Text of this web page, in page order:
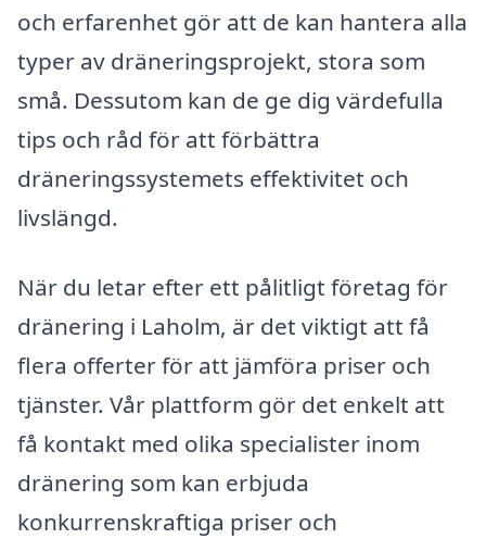
och erfarenhet gör att de kan hantera alla
typer av dräneringsprojekt, stora som
små. Dessutom kan de ge dig värdefulla
tips och råd för att förbättra
dräneringssystemets effektivitet och
livslängd.
När du letar efter ett pålitligt företag för
dränering i Laholm, är det viktigt att få
flera offerter för att jämföra priser och
tjänster. Vår plattform gör det enkelt att
få kontakt med olika specialister inom
dränering som kan erbjuda
konkurrenskraftiga priser och